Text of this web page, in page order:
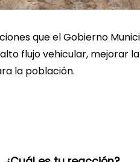
que el Gobierno
flujo vehicular, mejorar
la población.